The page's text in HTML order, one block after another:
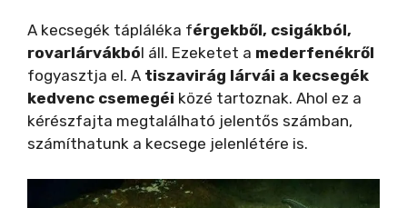
y
V
i
A kecsegék tápláléka férgekből, csigákból,
rovarlárvákból áll. Ezeketet a mederfenékről
fogyasztja el. A tiszavirág lárvái a kecsegék
kedvenc csemegéi közé tartoznak. Ahol ez a
kérészfajta megtalálható jelentős számban,
számíthatunk a kecsege jelenlétére is.